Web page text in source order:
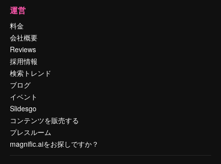
運営
料金
会社概要
Reviews
採用情報
検索トレンド
ブログ
イベント
Slidesgo
コンテンツを販売する
プレスルーム
magnific.aiをお探しですか？